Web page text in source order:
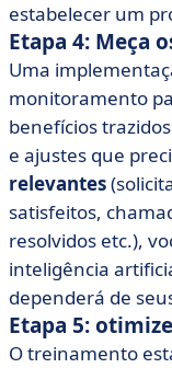
estabelecer um
Etapa 4: Meça
Uma
monitoramento
benefícios
e ajustes que
relevantes
satisfeitos,
resolvidos etc.),
inteligência
dependerá de
Etapa 5:
O treinamento